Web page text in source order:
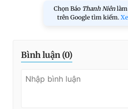
Chọn Báo Thanh Niên làm
trên Google tìm kiếm.
Bình luận (0)